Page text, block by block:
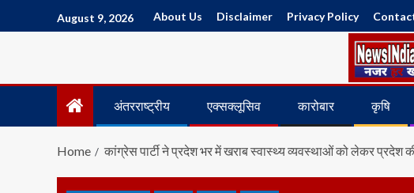
August 9, 2026 About Us Disclaimer Privacy Policy
अंतरराष्ट्रीय एक्सक्लूसिव कारोबार कृषि
Home कांग्रेस पार्टी ने प्रदेश भर में खराब स्वास्थ्य व्यवस्थाओं को लेकर प्रदेश